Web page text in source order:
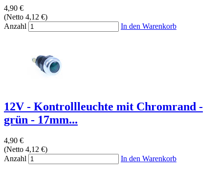
4,90 €
(Netto 4,12 €)
Anzahl
In den Warenkorb
12V - Kontrollleuchte mit Chromrand -
grün - 17mm...
4,90 €
(Netto 4,12 €)
Anzahl
In den Warenkorb